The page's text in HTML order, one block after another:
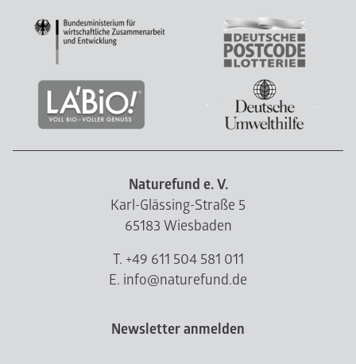
Naturefund e. V.
Karl-Glässing-Straße 5
65183 Wiesbaden
T. +49 611 504 581 011
E. info@naturefund.de
Newsletter anmelden